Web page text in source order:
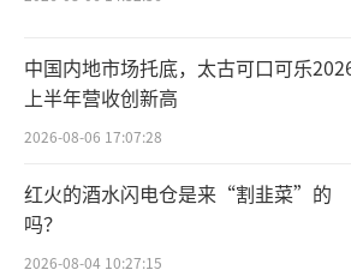
转股期后，所有持有人都实
套利。
受此影响，华邦健康持
数量从1.67亿股降至1.27亿
75%降至30.13%。
事实上，华邦健康与凯
中国内地市场托底，太古可口可乐
上半年营收创新高
2026-08-06 17:07:28
红火的酒水闪电仓是来“割韭菜”的
吗？
2026-08-04 10:27:15